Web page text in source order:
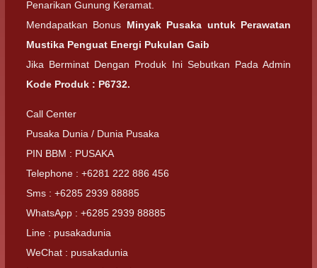
Penarikan Gunung Keramat.
Mendapatkan Bonus Minyak Pusaka untuk Perawatan
Mustika Penguat Energi Pukulan Gaib
Jika Berminat Dengan Produk Ini Sebutkan Pada Admin
Kode Produk : P6732.
Call Center
Pusaka Dunia / Dunia Pusaka
PIN BBM : PUSAKA
Telephone : +6281 222 886 456
Sms : +6285 2939 88885
WhatsApp : +6285 2939 88885
Line : pusakadunia
WeChat : pusakadunia